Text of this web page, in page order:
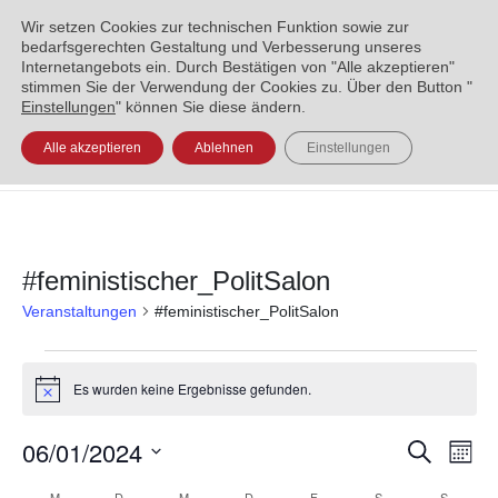
ENGLISH العربية УКРАЇНСЬКА
#feministischer_PolitSalon
Veranstaltungen #feministischer_PolitSalon
HinweisEs wurden keine Ergebnisse gefunden.
Suche
Monat
06/01/2024
Wir setzen Cookies zur technischen Funktion sowie zur
bedarfsgerechten Gestaltung und Verbesserung unseres
Internetangebots ein. Durch Bestätigen von "Alle akzeptieren"
stimmen Sie der Verwendung der Cookies zu. Über den Button "
Einstellungen" können Sie diese ändern.
Alle akzeptieren Ablehnen Einstellungen